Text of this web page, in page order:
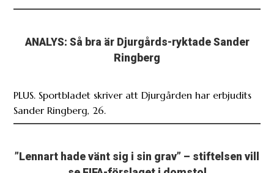
ANALYS: Så bra är Djurgårds-ryktade Sander
Ringberg
PLUS. Sportbladet skriver att Djurgården har erbjudits
Sander Ringberg, 26.
”Lennart hade vänt sig i sin grav” – stiftelsen vill